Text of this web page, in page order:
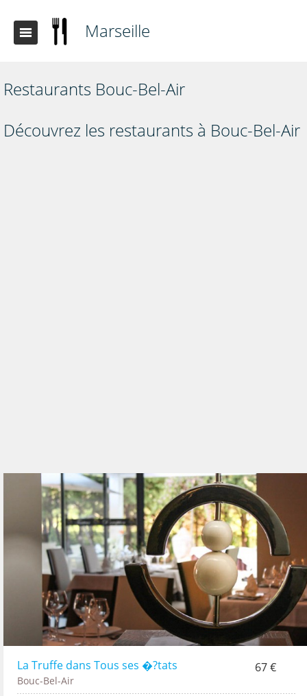
Marseille
Restaurants Bouc-Bel-Air
Découvrez les restaurants à Bouc-Bel-Air
La Truffe dans Tous ses �?tats 67 €
Bouc-Bel-Air